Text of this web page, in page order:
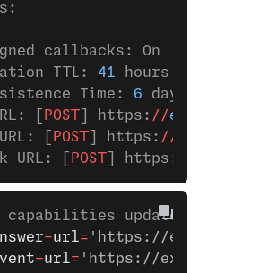
callbacks: On
TTL:
41 hours
Time:
6 days
[
POST ] https: //
[
POST ] https: //
URL: [
POST ] https:
capabilities update
-url= 'https://
-url= 'https://